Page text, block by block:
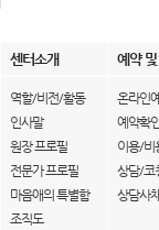
센터소개 예약
역할/비전/활동
인사말
원장 프로필
전문가 프로필
마음애의 특별함
조직도
온라인
예약확
이용/비
상담/코
상담사